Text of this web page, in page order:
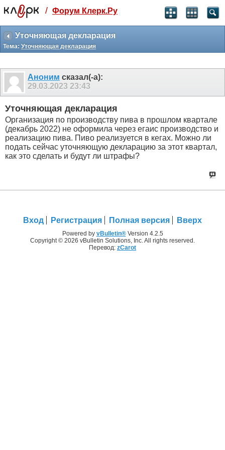
Святые угодники, Клерк без рекламы
прекрасен:)
месяц
3 месяца
259
₽
-10%
499
₽
-15%
Отмена Оплатить
/ Форум Клерк.Ру
Уточняющая декларация
Тема: Уточняющая декларация
Аноним сказал(-а):
29.03.2023 23:43
Уточняющая декларация
Организация по производству пива в прошлом квартале
(декабрь 2022) не оформила через егаис производство и
реализацию пива. Пиво реализуется в кегах. Можно ли
подать сейчас уточняющую декларацию за этот квартал,
как это сделать и будут ли штрафы?
Вход Регистрация Полная версия Вверх
Powered by vBulletin®Version 4.2.5
Copyright © 2026 vBulletin Solutions, Inc. All rights reserved.
Перевод: zCarot